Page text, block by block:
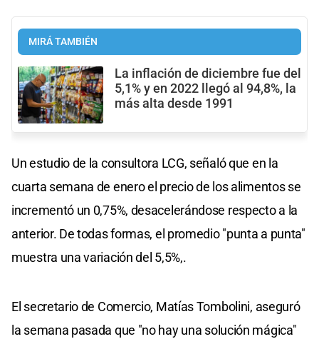
MIRÁ TAMBIÉN
La inflación de diciembre fue del
5,1% y en 2022 llegó al 94,8%, la
más alta desde 1991
Un estudio de la consultora LCG, señaló que en la
cuarta semana de enero el precio de los alimentos se
incrementó un 0,75%, desacelerándose respecto a la
anterior. De todas formas, el promedio "punta a punta"
muestra una variación del 5,5%,.
El secretario de Comercio, Matías Tombolini, aseguró
la semana pasada que "no hay una solución mágica"